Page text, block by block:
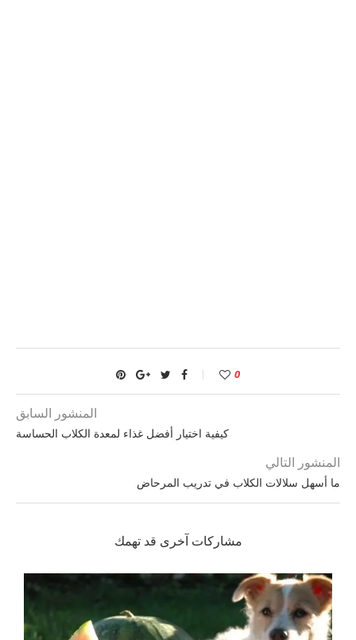
0
المنشور السابق
كيفية اختيار أفضل غذاء لمعدة الكلاب الحساسة
المنشور التالي
ما أسهل سلالات الكلاب في تدريب المرحاض
مشاركات آخرى قد تهمك